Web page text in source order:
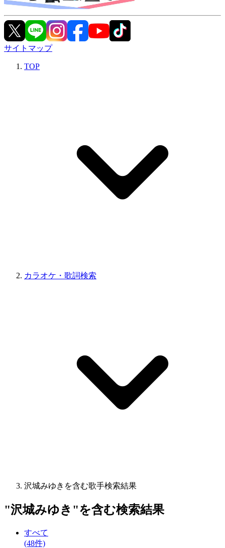
サイトマップ
TOP
カラオケ・歌詞検索
沢城みゆきを含む歌手検索結果
"沢城みゆき "を含む検索結果
すべて
(48件)